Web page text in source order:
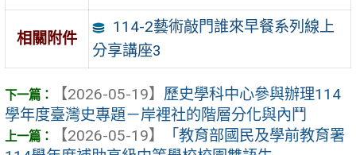
相關附件
114-2藝術敲門誰來早餐系列線上
分享講座3
【2026-05-19】 歷史學科中心參與辦理114
學年度臺灣史專題－岸裡社的階層分化與內鬥
【2026-05-19】
「教育部國民及學前教育署